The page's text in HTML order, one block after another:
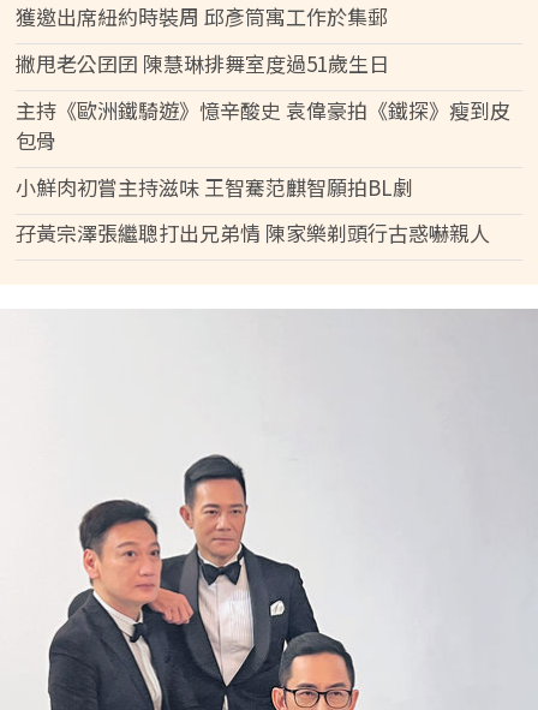
獲邀出席紐約時裝周 邱彥筒寓工作於集郵
撇甩老公囝囝 陳慧琳排舞室度過51歲生日
主持《歐洲鐵騎遊》憶辛酸史 袁偉豪拍《鐵探》瘦到皮
包骨
小鮮肉初嘗主持滋味 王智騫范麒智願拍BL劇
孖黃宗澤張繼聰打出兄弟情 陳家樂剃頭行古惑嚇親人